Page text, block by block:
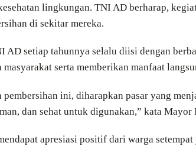
lingkungan. TNI AD berharap,
di sekitar mereka.
AD setiap tahunnya selalu diisi dengan
serta memberikan manfaat
pembersihan ini, diharapkan pasar yang
dan sehat untuk digunakan,” kata Mayor
apresiasi positif dari warga